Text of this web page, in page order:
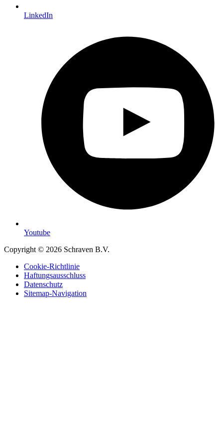
LinkedIn
Youtube
Copyright © 2026 Schraven B.V.
Cookie-Richtlinie
Haftungsausschluss
Datenschutz
Sitemap-Navigation